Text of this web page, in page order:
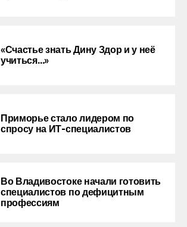
«Счастье знать Дину Здор и у неё
учиться…»
Приморье стало лидером по
спросу на ИТ-специалистов
Во Владивостоке начали готовить
специалистов по дефицитным
профессиям